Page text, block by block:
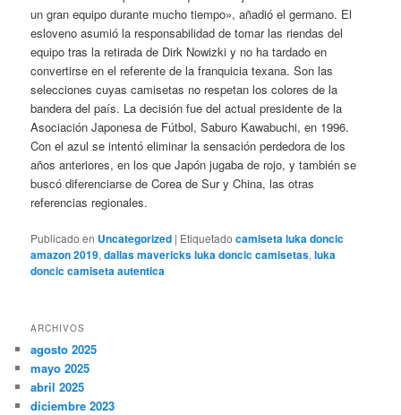
un gran equipo durante mucho tiempo», añadió el germano. El
esloveno asumió la responsabilidad de tomar las riendas del
equipo tras la retirada de Dirk Nowizki y no ha tardado en
convertirse en el referente de la franquicia texana. Son las
selecciones cuyas camisetas no respetan los colores de la
bandera del país. La decisión fue del actual presidente de la
Asociación Japonesa de Fútbol, Saburo Kawabuchi, en 1996.
Con el azul se intentó eliminar la sensación perdedora de los
años anteriores, en los que Japón jugaba de rojo, y también se
buscó diferenciarse de Corea de Sur y China, las otras
referencias regionales.
Publicado en Uncategorized | Etiquetado camiseta luka doncic
amazon 2019,dallas mavericks luka doncic camisetas,luka
doncic camiseta autentica
ARCHIVOS
agosto 2025
mayo 2025
abril 2025
diciembre 2023